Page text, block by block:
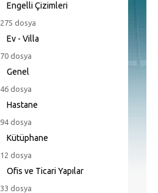
Engelli Çizimleri
275 dosya
Ev - Villa
70 dosya
Genel
46 dosya
Hastane
94 dosya
Kütüphane
12 dosya
Ofis ve Ticari Yapılar
33 dosya